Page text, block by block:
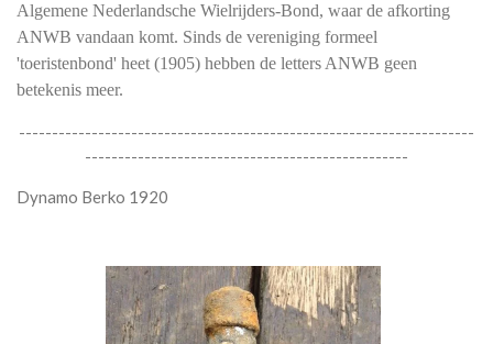
Algemene Nederlandsche Wielrijders-Bond, waar de afkorting
ANWB vandaan komt. Sinds de vereniging formeel
'toeristenbond' heet (1905) hebben de letters ANWB geen
betekenis meer.
---------------------------------------------------------------------
-------------------------------------------------
Dynamo Berko 1920